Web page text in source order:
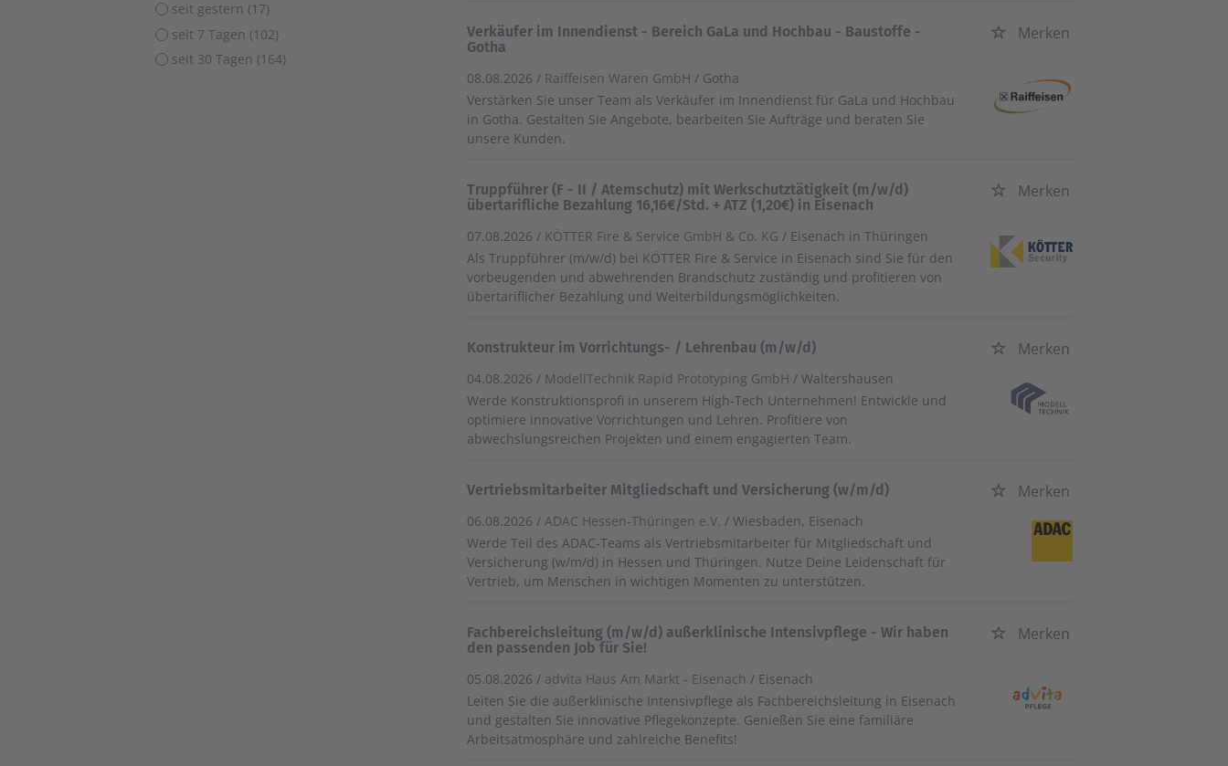
seit gestern (17)
seit 7 Tagen (102)
seit 30 Tagen (164)
Verkäufer im Innendienst - Bereich GaLa und Hochbau - Baustoffe -
Gotha
Merken
08.08.2026 / Raiffeisen Waren GmbH / Gotha
Verstärken Sie unser Team als Verkäufer im Innendienst für GaLa und Hochbau
in Gotha. Gestalten Sie Angebote, bearbeiten Sie Aufträge und beraten Sie
unsere Kunden.
Truppführer (F - II / Atemschutz) mit Werkschutztätigkeit (m/w/d)
übertarifliche Bezahlung 16,16€/Std. + ATZ (1,20€) in Eisenach
Merken
07.08.2026 / KÖTTER Fire & Service GmbH & Co. KG / Eisenach in Thüringen
Als Truppführer (m/w/d) bei KÖTTER Fire & Service in Eisenach sind Sie für den
vorbeugenden und abwehrenden Brandschutz zuständig und profitieren von
übertariflicher Bezahlung und Weiterbildungsmöglichkeiten.
Konstrukteur im Vorrichtungs- / Lehrenbau (m/w/d) Merken
04.08.2026 / ModellTechnik Rapid Prototyping GmbH / Waltershausen
Werde Konstruktionsprofi in unserem High-Tech Unternehmen! Entwickle und
optimiere innovative Vorrichtungen und Lehren. Profitiere von
abwechslungsreichen Projekten und einem engagierten Team.
Vertriebsmitarbeiter Mitgliedschaft und Versicherung (w/m/d) Merken
06.08.2026 /ADAC Hessen-Thüringen e.V. / Wiesbaden, Eisenach
Werde Teil des ADAC-Teams als Vertriebsmitarbeiter für Mitgliedschaft und
Versicherung (w/m/d) in Hessen und Thüringen. Nutze Deine Leidenschaft für
Vertrieb, um Menschen in wichtigen Momenten zu unterstützen.
Fachbereichsleitung (m/w/d) außerklinische Intensivpflege - Wir haben
den passenden Job für Sie!
Merken
05.08.2026 / advita Haus Am Markt - Eisenach / Eisenach
Leiten Sie die außerklinische Intensivpflege als Fachbereichsleitung in Eisenach
und gestalten Sie innovative Pflegekonzepte. Genießen Sie eine familiäre
Arbeitsatmosphäre und zahlreiche Benefits!